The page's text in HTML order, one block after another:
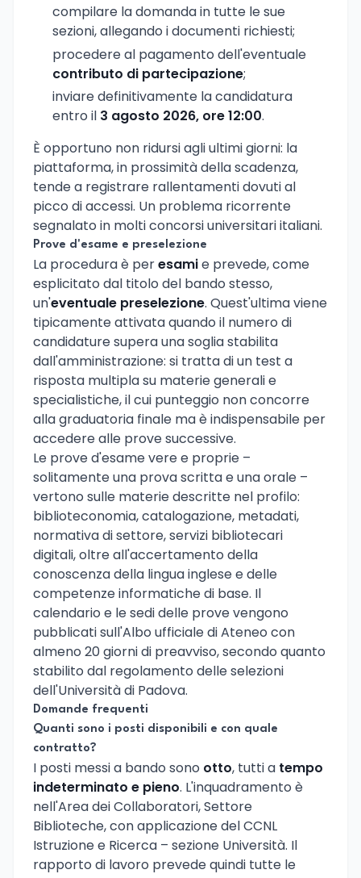
compilare la domanda in tutte le sue
sezioni, allegando i documenti richiesti;
procedere al pagamento dell'eventuale
contributo di partecipazione;
inviare definitivamente la candidatura
entro il 3 agosto 2026, ore 12:00.
È opportuno non ridursi agli ultimi giorni: la
piattaforma, in prossimità della scadenza,
tende a registrare rallentamenti dovuti al
picco di accessi. Un problema ricorrente
segnalato in molti concorsi universitari italiani.
Prove d'esame e preselezione
La procedura è peresamie prevede, come
esplicitato dal titolo del bando stesso,
un'eventuale preselezione. Quest'ultima viene
tipicamente attivata quando il numero di
candidature supera una soglia stabilita
dall'amministrazione: si tratta di un test a
risposta multipla su materie generali e
specialistiche, il cui punteggio non concorre
alla graduatoria finale ma è indispensabile per
accedere alle prove successive.
Le prove d'esame vere e proprie –
solitamente una prova scritta e una orale –
vertono sulle materie descritte nel profilo:
biblioteconomia, catalogazione, metadati,
normativa di settore, servizi bibliotecari
digitali, oltre all'accertamento della
conoscenza della lingua inglese e delle
competenze informatiche di base. Il
calendario e le sedi delle prove vengono
pubblicati sull'Albo ufficiale di Ateneo con
almeno 20 giorni di preavviso, secondo quanto
stabilito dal regolamento delle selezioni
dell'Università di Padova.
Domande frequenti
Quanti sono i posti disponibili e con quale
contratto?
I posti messi a bando sono otto, tutti a tempo
indeterminato e pieno. L'inquadramento è
nell'Area dei Collaboratori, Settore
Biblioteche, con applicazione del CCNL
Istruzione e Ricerca – sezione Università. Il
rapporto di lavoro prevede quindi tutte le